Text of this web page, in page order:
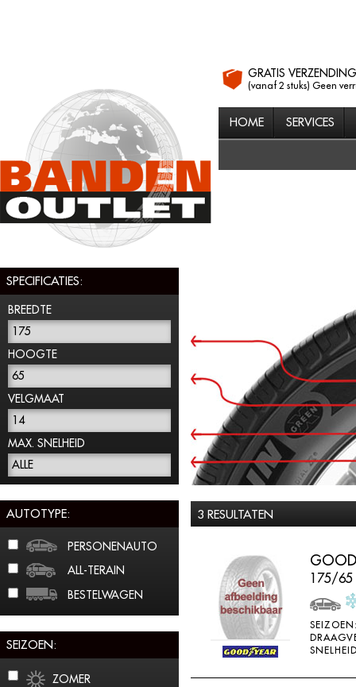
GRATIS VERZENDING
(vanaf 2 stuks) Geen
HOME SERVICES
SPECIFICATIES:
BREEDTE
175
HOOGTE
65
VELGMAAT
14
MAX. SNELHEID
ALLE
AUTOTYPE:
PERSONENAUTO
ALL-TERAIN
BESTELWAGEN
SEIZOEN:
ZOMER
3 RESULTATEN
175/65